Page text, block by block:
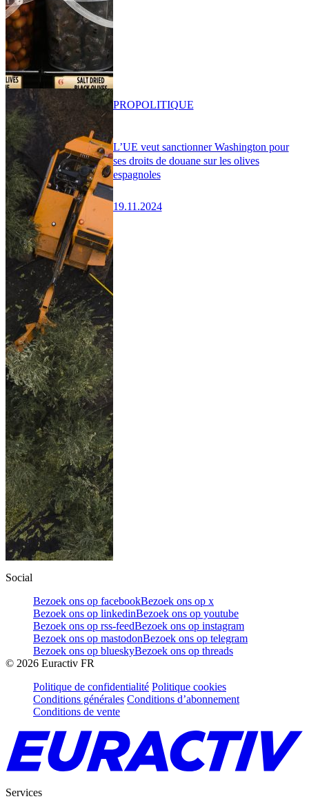
L’UE veut sanctionner Washington pour
ses droits de douane sur les olives
espagnoles
19.11.2024
PROPOLITIQUE
Social
Bezoek ons op facebookBezoek ons op x
Bezoek ons op linkedinBezoek ons op youtube
Bezoek ons op rss-feedBezoek ons op instagram
Bezoek ons op mastodonBezoek ons op telegram
Bezoek ons op blueskyBezoek ons op threads
© 2026 Euractiv FR
Politique de confidentialité Politique cookies
Conditions générales Conditions d’abonnement
Conditions de vente
Services